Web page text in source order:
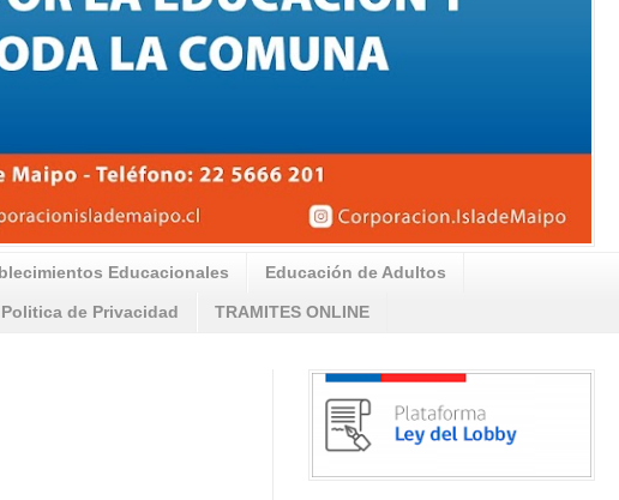
Educacionales Educación de Adultos
Politica de Privacidad TRAMITES ONLINE